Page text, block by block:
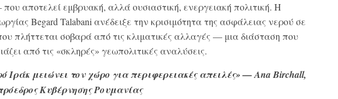
αποτελεί εμβρυακή, αλλά ουσιαστική, ενεργειακή πολιτική. Η
Begard Talabani ανέδειξε την κρισιμότητα της ασφάλειας νερού σε
πλήττεται σοβαρά από τις κλιματικές αλλαγές — μια διάσταση που
από τις «σκληρές» γεωπολιτικές αναλύσεις.
Ιράκ μειώνει τον χώρο για περιφερειακές απειλές» — Ana Birchall,
Κυβέρνησης Ρουμανίας